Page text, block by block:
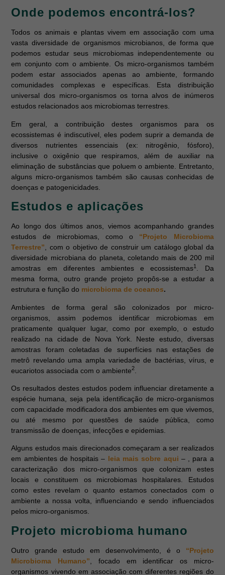
Onde podemos encontrá-los?
Todos os animais e plantas vivem em associação com uma
vasta diversidade de organismos microbianos, de forma que
podemos estudar seus microbiomas independentemente ou
em conjunto com o ambiente. Os micro-organismos também
podem estar associados apenas ao ambiente, formando
comunidades complexas e específicas. Esta distribuição
universal dos micro-organismos os torna alvos de inúmeros
estudos relacionados aos microbiomas terrestres.
Em geral, a contribuição destes organismos para os
ecossistemas é indiscutível, eles podem suprir a demanda de
diversos nutrientes essenciais (ex: nitrogênio, fósforo),
inclusive o oxigênio que respiramos, além de auxiliar na
eliminação de substâncias que poluem o ambiente. Entretanto,
alguns micro-organismos também são causas conhecidas de
doenças e patogenicidades.
Estudos e aplicações
Ao longo dos últimos anos, viemos acompanhando grandes
estudos de microbiomas, como o “Projeto Microbioma
Terrestre” , com o objetivo de construir um catálogo global da
diversidade microbiana do planeta, coletando mais de 200 mil
amostras em diferentes ambientes e ecossistemas1
. Da
mesma forma, outro grande projeto propôs-se a estudar a
estrutura e função do microbioma de oceanos.
Ambientes de forma geral são colonizados por micro-
organismos, assim podemos identificar microbiomas em
praticamente qualquer lugar, como por exemplo, o estudo
realizado na cidade de Nova York. Neste estudo, diversas
amostras foram coletadas de superfícies nas estações de
metrô revelando uma ampla variedade de bactérias, vírus, e
eucariotos associada com o ambiente2
Os resultados destes estudos podem influenciar diretamente a
espécie humana, seja pela identificação de micro-organismos
com capacidade modificadora dos ambientes em que vivemos,
ou até mesmo por questões de saúde pública, como
transmissão de doenças, infecções e epidemias.
Alguns estudos mais direcionados começaram a ser realizados
em ambientes de hospitais – leia mais sobre aqui – , para a
caracterização dos micro-organismos que colonizam estes
locais e constituem os microbiomas hospitalares. Estudos
como estes revelam o quanto estamos conectados com o
ambiente a nossa volta, influenciando e sendo influenciados
pelos micro-organismos.
Projeto microbioma humano
Outro grande estudo em desenvolvimento, é o “Projeto
Microbioma Humano” , focado em identificar os micro-
organismos vivendo em associação com diferentes regiões do